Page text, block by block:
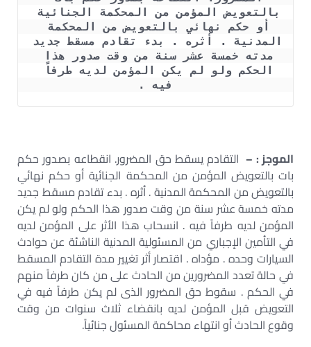
فيه .
الموجز : – التقادم يسقط حق المضرور. انقطاعه بصدور حكم
بات بالتعويض المؤمن من المحكمة الجنائية أو حكم نهائي
بالتعويض من المحكمة المدنية . أثره . بدء تقادم مسقط جديد
مدته خمسة عشر سنة من وقت صدور هذا الحكم ولو لم يكن
المؤمن لديه طرفاً فيه . انسحاب هذا الأثر على المؤمن لديه
في التأمين الإجباري من المسئولية المدنية الناشئة عن حوادث
السيارات وحده . مؤداه . اقتصار أثر تغيير مدة التقادم المسقط
في حالة تعدد المضرورين من الحادث على من كان طرفاً منهم
في الحكم . سقوط حق المضرور الذى لم يكن طرفاً فيه في
التعويض قبل المؤمن لديه بانقضاء ثلاث سنوات من وقت
وقوع الحادث أو انتهاء محاكمة المسئول جنائياً.